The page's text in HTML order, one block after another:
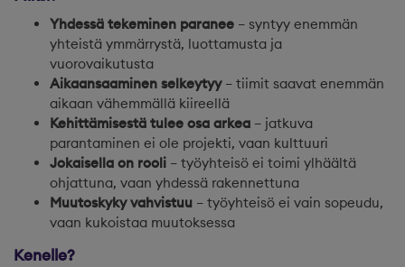
Yhdessä tekeminen paranee – syntyy enemmän
yhteistä ymmärrystä, luottamusta ja
vuorovaikutusta
Aikaansaaminen selkeytyy – tiimit saavat enemmän
aikaan vähemmällä kiireellä
Kehittämisestä tulee osa arkea – jatkuva
parantaminen ei ole projekti, vaan kulttuuri
Jokaisella on rooli – työyhteisö ei toimi ylhäältä
ohjattuna, vaan yhdessä rakennettuna
Muutoskyky vahvistuu – työyhteisö ei vain sopeudu,
vaan kukoistaa muutoksessa
Kenelle?